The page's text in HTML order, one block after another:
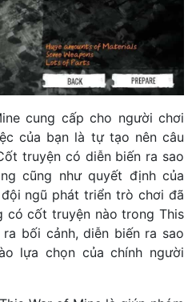
cung cấp cho người chơi
của bạn là tự tạo nên câu
truyện có diễn biến ra sao
cũng như quyết định của
ngũ phát triển trò chơi đã
có cốt truyện nào trong This
bối cảnh, diễn biến ra sao
lựa chọn của chính người